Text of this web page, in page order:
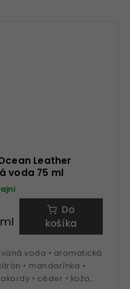
Leather
voda 75 ml
Do
košíka
voda • aromatická
• mandarínka •
• céder • koža